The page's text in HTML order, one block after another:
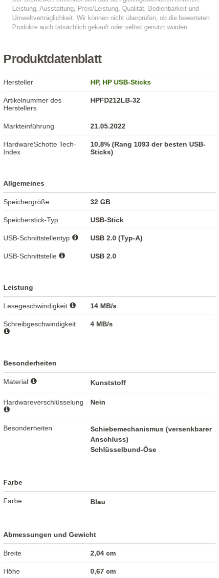
Produktdatenblatt
Hersteller HP,HP USB-Sticks
Artikelnummer des
Herstellers
HPFD212LB-32
Markteinführung 21.05.2022
HardwareSchotte Tech-
Index
10,8% (Rang 1093 der besten USB-
Sticks)
Allgemeines
Speichergröße 32 GB
Speicherstick-Typ USB-Stick
USB-Schnittstellentyp USB 2.0 (Typ-A)
USB-Schnittstelle USB 2.0
Leistung
Lesegeschwindigkeit 14 MB/s
Schreibgeschwindigkeit 4 MB/s
Besonderheiten
Material Kunststoff
Hardwareverschlüsselung Nein
Besonderheiten
Schiebemechanismus (versenkbarer
Anschluss)
Schlüsselbund-Öse
Farbe
Farbe Blau
Abmessungen und Gewicht
Breite 2,04 cm
Höhe 0,67 cm